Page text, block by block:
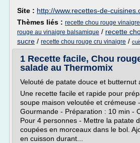
Site : http://www.recettes-de-
Thèmes liés : recette chou rouge
rouge au vinaigre balsamique / recette
sucre / recette chou rouge cru vinaigre /
1 Recette facile, Chou
salade au Thermomix
Velouté de patate douce et butternut
Une recette facile et rapide pour
soupe maison veloutée et crémeuse
Gourmande - Préparation : 10 min -
Pour 4 personnes - Mettre la patate
coupées en morceaux dans le bol.
en cuisson durant...